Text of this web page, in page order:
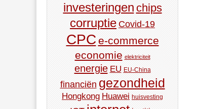
investeringen chips
corruptie Covid-19
CPC e-commerce
economie elektriciteit
energie EU EU-China
financiën gezondheid
Hongkong Huawei huisvesting